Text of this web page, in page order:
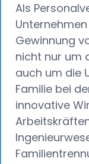
Als
Gewinnung
nicht nur um
auch um die
Familie bei
innovative